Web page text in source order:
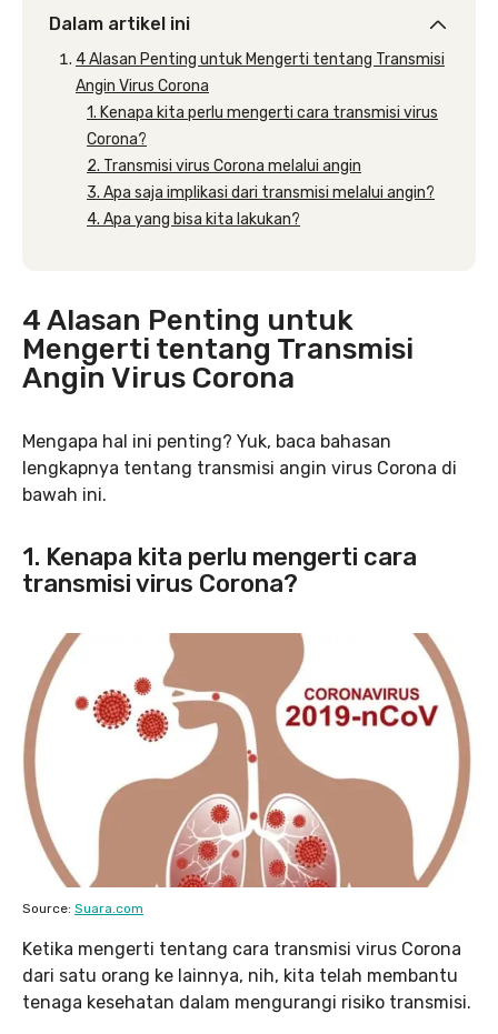
Dalam artikel ini
4 Alasan Penting untuk Mengerti tentang Transmisi
Angin Virus Corona
1. Kenapa kita perlu mengerti cara transmisi virus
Corona?
2. Transmisi virus Corona melalui angin
3. Apa saja implikasi dari transmisi melalui angin?
4. Apa yang bisa kita lakukan?
4 Alasan Penting untuk
Mengerti tentang Transmisi
Angin Virus Corona
Mengapa hal ini penting? Yuk, baca bahasan
lengkapnya tentang transmisi angin virus Corona di
bawah ini.
1. Kenapa kita perlu mengerti cara
transmisi virus Corona?
Source: Suara.com
Ketika mengerti tentang cara transmisi virus Corona
dari satu orang ke lainnya, nih, kita telah membantu
tenaga kesehatan dalam mengurangi risiko transmisi.